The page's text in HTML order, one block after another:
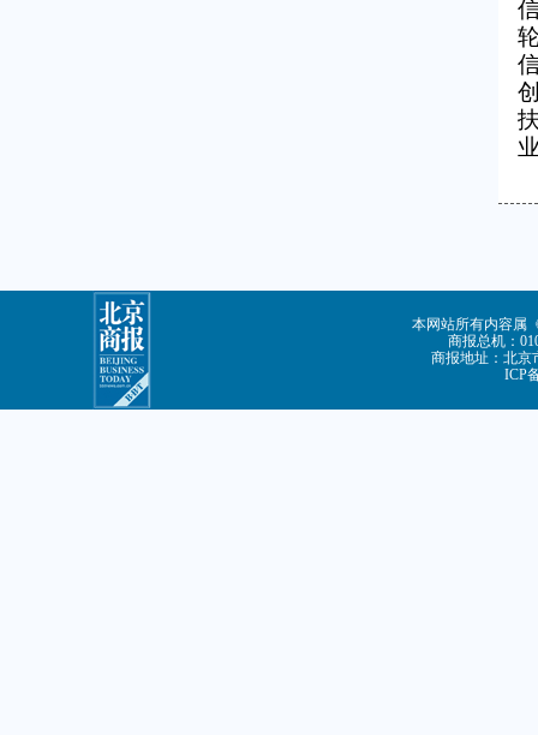
本网站所有内容属
商报总机：
商报地址：北京
ICP